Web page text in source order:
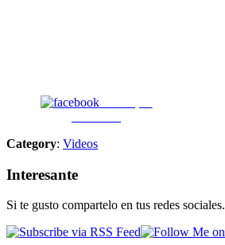
Enviar por
Category: Videos
Interesante
Si te gusto compartelo en tus redes sociales.